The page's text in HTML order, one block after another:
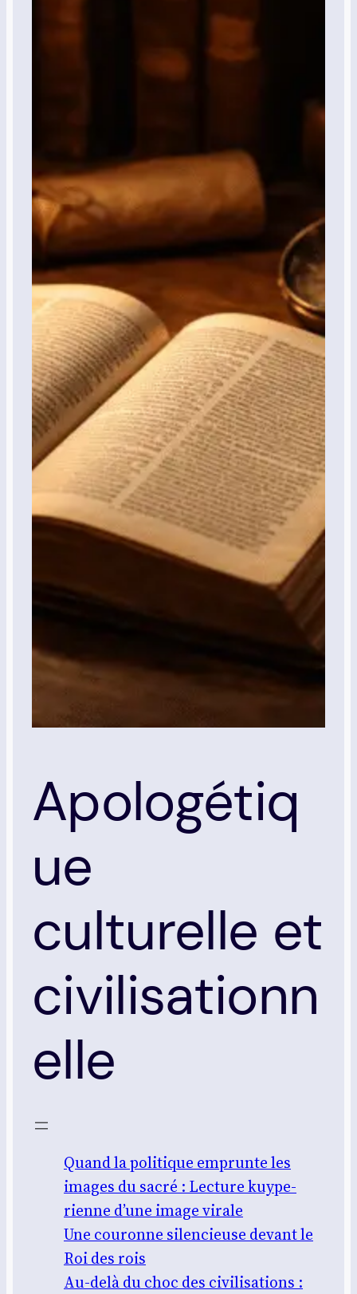
Apologétiq
ue
culturelle et
civilisationn
elle
Quand la poli­tique emprunte les
images du sacré : Lec­ture kuy­pe­
rienne d’une image virale
Une cou­ronne silen­cieuse devant le
Roi des rois
Au-delà du choc des civi­li­sa­tions :